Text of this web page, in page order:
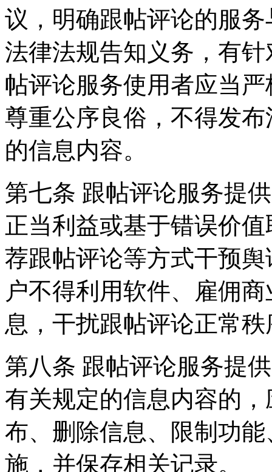
议，明确跟帖评论的服
法律法规告知义务，有
帖评论服务使用者应当
尊重公序良俗，不得发
的信息内容。
第七条 跟帖评论服务提
正当利益或基于错误价
荐跟帖评论等方式干预
户不得利用软件、雇佣
息，干扰跟帖评论正常
第八条 跟帖评论服务提
有关规定的信息内容的
布、删除信息、限制功
施，并保存相关记录。